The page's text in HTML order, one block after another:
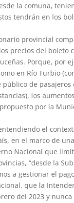
la comuna,
tendrán en los
provincial
precios del boleto
Porque, por
en Río Turbio
de pasajeros
los
por la
el
en el marco de
Nacional que
“desde la
a gestionar el
que la
del 2023 y nunca